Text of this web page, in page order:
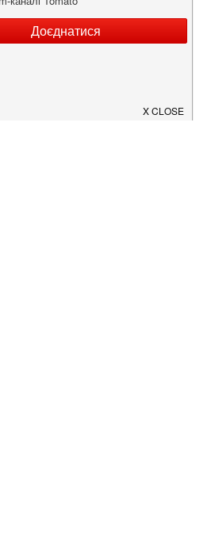
більше всього - смачній їжі.
про заклад?